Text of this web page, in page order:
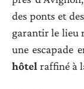
des ponts et
garantir le lieu
une escapade
hôtel raffiné à